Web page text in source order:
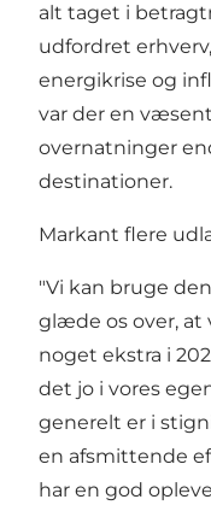
alt taget i
udfordret
energikrise og
var der en
overnatninger
destinationer.
Markant flere
"Vi kan bruge
glæde os over, at
noget ekstra i
det jo i vores
generelt er i
en afsmittende
har en god